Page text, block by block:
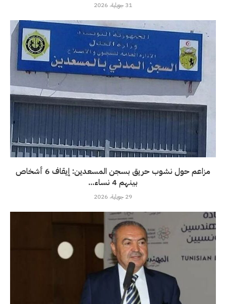
31 جويلية، 2026
مزاعم حول نشوب حريق بسجن المسعدين: إيقاف 6 أشخاص
بينهم 4 نساء...
29 جويلية، 2026